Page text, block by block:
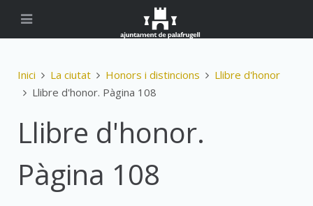
Inici La ciutat Honors i distincions
Llibre d'honor
Llibre d'honor. Pàgina 108
Llibre d'honor.
Pàgina 108